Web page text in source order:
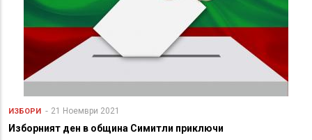
ИЗБОРИ 21 Ноември 2021
Изборният ден в община Симитли приключи